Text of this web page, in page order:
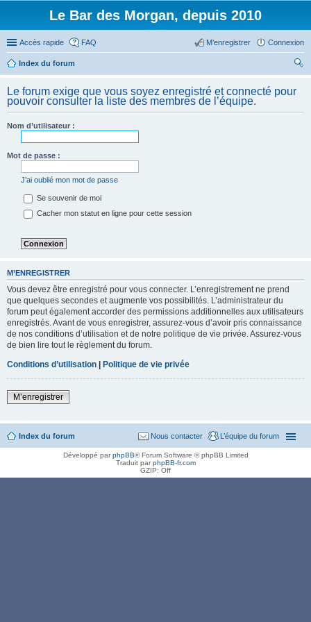
Le Bar des Morgan, depuis 2010
Accès rapide FAQ Connexion
M’enregistrer
Index du forum
her
ch
Le forum exige que vous soyez enregistré et connecté pour
pouvoir consulter la liste des membres de l’équipe.
Nom d’utilisateur :
Mot de passe :
J’ai oublié mon mot de passe
Se souvenir de moi
Cacher mon statut en ligne pour cette session
M’ENREGISTRER
Vous devez être enregistré pour vous connecter. L’enregistrement ne prend
que quelques secondes et augmente vos possibilités. L’administrateur du
forum peut également accorder des permissions additionnelles aux utilisateurs
enregistrés. Avant de vous enregistrer, assurez-vous d’avoir pris connaissance
de nos conditions d’utilisation et de notre politique de vie privée. Assurez-vous
de bien lire tout le règlement du forum.
Conditions d’utilisation | Politique de vie privée
M’enregistrer
Index du forum L’équipe du forum
Nous contacter
Développé parphpBB® Forum Software © phpBB Limited
Traduit parphpBB-fr.com
GZIP: Off